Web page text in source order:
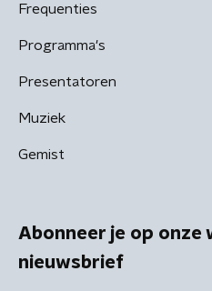
Frequenties
Programma's
Presentatoren
Muziek
Gemist
Abonneer je op onze
nieuwsbrief